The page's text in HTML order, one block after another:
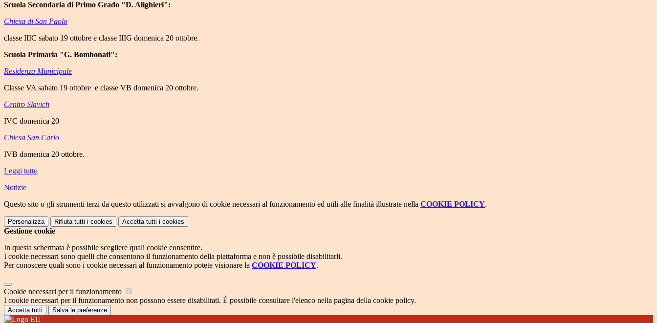
Scuola Secondaria di Primo Grado "D. Alighieri":
Chiesa di San Paolo
classe IIIC sabato 19 ottobre e classe IIIG domenica 20 ottobre.
Scuola Primaria "G. Bombonati":
Residenza Municipale
Classe VA sabato 19 ottobre e classe VB domenica 20 ottobre.
Centro Slavich
IVC domenica 20
Chiesa San Carlo
IVB domenica 20 ottobre.
Leggi tutto
Notizie
Questo sito o gli strumenti terzi da questo utilizzati si avvalgono di cookie necessari al funzionamento ed utili alle finalità illustrate nella COOKIE POLICY.
Personalizza Rifiuta tutti i cookies Accetta tutti i cookies
Gestione cookie
In questa schermata è possibile scegliere quali cookie consentire.
I cookie necessari sono quelli che consentono il funzionamento della piattaforma e non è possibile disabilitarli.
Per conoscere quali sono i cookie necessari al funzionamento potete visionare la COOKIE POLICY.
Cookie necessari per il funzionamento
I cookie necessari per il funzionamento non possono essere disabilitati. È possibile consultare l'elenco nella pagina della cookie policy.
Accetta tutti Salva le preferenze